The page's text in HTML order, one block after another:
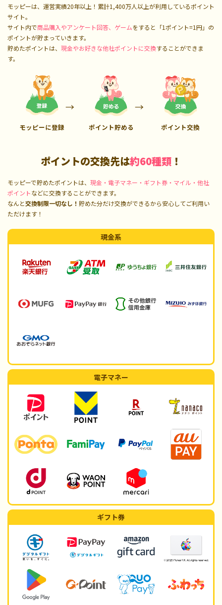
モッピーは、運営実績20年以上！累計1,400万人以上が利用しているポイント
サイト。
サイト内で商品購入やアンケート回答、ゲームをすると「1ポイント=1円」の
ポイントが貯まっていきます。
貯めたポイントは、 現金やお好きな他社ポイントに交換することができま
す。
モッピーに登録 ポイント貯める ポイント交換
ポイントの交換先は約60種類 ！
モッピーで貯めたポイントは、 現金・電子マネー・ギフト券・マイル・他社
ポイントなどに交換することができます。
なんと交換制限一切なし！ 貯めた分だけ交換ができるから安心してご利用い
ただけます！
現金系
電子マネー
ギフト券